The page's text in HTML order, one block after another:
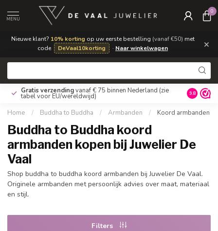
Nieuwe klant? 10% korting op uw eerste bestelling (vanaf €50) met
code
DeVaal10korting · Naar winkelwagen ×
MENU
0
Gratis verzendingvanaf € 75 binnen Nederland (zie
tabel voor EU/wereldwijd) 9.8
Home / Buddha to Buddha / Armbanden / Koord armbanden
Buddha to Buddha koord
armbanden kopen bij Juwelier De
Vaal
Shop buddha to buddha koord armbanden bij Juwelier De Vaal.
Originele armbanden met persoonlijk advies over maat, materiaal
en stijl.
Filters